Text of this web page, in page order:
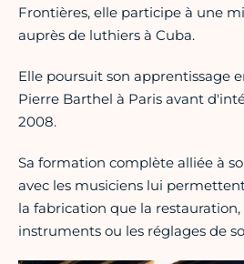
Frontières, elle participe à une
auprès de luthiers à Cuba.
Elle poursuit son apprentissage
Pierre Barthel à Paris avant
2008.
Sa formation complète alliée à
avec les musiciens lui
la fabrication que la
instruments ou les réglages de